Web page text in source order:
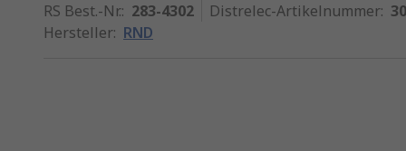
RS Best.-Nr.: 283-4302 Distrelec-Artikelnummer:
Hersteller: RND